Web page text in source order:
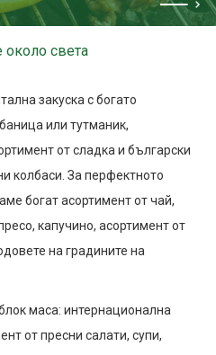
около света
закуска с богато
или тутманик,
от сладка и български
колбаси. За перфектното
богат асортимент от чай,
капучино, асортимент от
на градините на
маса: интернационална
от пресни салати, супи,